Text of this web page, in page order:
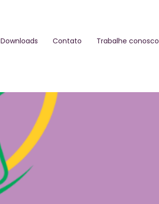
Downloads Contato Trabalhe conosco